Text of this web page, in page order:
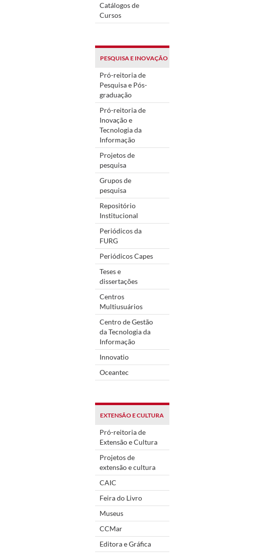
Catálogos de
Cursos
PESQUISA E INOVAÇÃO
Pró-reitoria de
Pesquisa e Pós-
graduação
Pró-reitoria de
Inovação e
Tecnologia da
Informação
Projetos de
pesquisa
Grupos de
pesquisa
Repositório
Institucional
Periódicos da
FURG
Periódicos Capes
Teses e
dissertações
Centros
Multiusuários
Centro de Gestão
da Tecnologia da
Informação
Innovatio
Oceantec
EXTENSÃO E CULTURA
Pró-reitoria de
Extensão e Cultura
Projetos de
extensão e cultura
CAIC
Feira do Livro
Museus
CCMar
Editora e Gráfica